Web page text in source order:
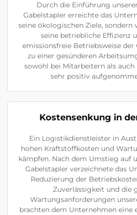
Durch die Einführung
Gabelstapler erreichte das
seine ökologischen Ziele, sondern
seine betriebliche Effizienz
emissionsfreie Betriebsweise
zu einer gesünderen
sowohl bei Mitarbeitern als auch
sehr positiv
Kostensenkung in
Ein Logistikdienstleister in
hohen Kraftstoffkosten und
kämpfen. Nach dem Umstieg auf
Gabelstapler verzeichnete das
Reduzierung der
Zuverlässigkeit und die
Wartungsanforderungen
brachten dem Unternehmen eine